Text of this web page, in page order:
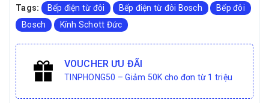
Tags: Bếp điện từ đôi Bếp điện từ đôi Bosch
Bếp đôi
Bosch
Kính Schott Đức
VOUCHER ƯU ĐÃI
TINPHONG50 – Giảm 50K cho đơn từ 1 triệu